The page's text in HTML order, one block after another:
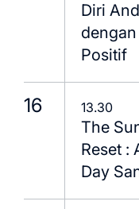
Diri
Positif
16 13.30
The
Reset :
Day